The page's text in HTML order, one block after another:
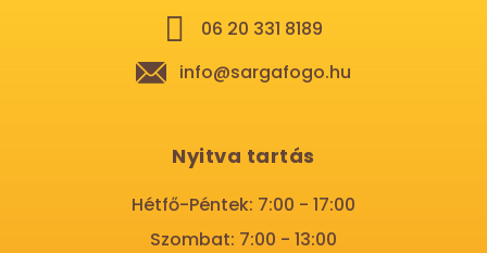
06 20 331 8189
info@sargafogo.hu
Nyitva tartás
Hétfő-Péntek: 7:00 - 17:00
Szombat: 7:00 - 13:00